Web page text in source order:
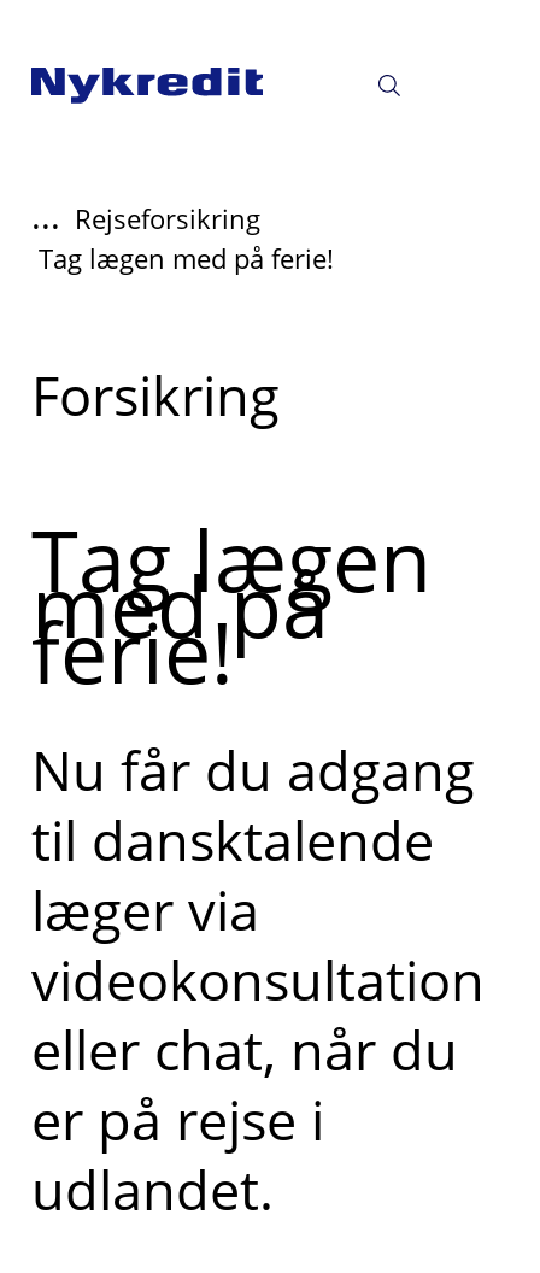
... Rejseforsikring
Tag lægen med på ferie!
Læs
mere
Forsikring
Tag lægen
med på
ferie!
Nu får du adgang
til dansktalende
læger via
videokonsultation
eller chat, når du
er på rejse i
udlandet.